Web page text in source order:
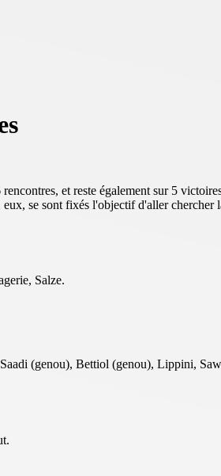
et reste également sur 5
se sont fixés l'objectif d'aller
Salze.
(genou), Bettiol (genou), Lippini,